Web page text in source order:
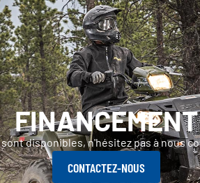
FINANCEMENT
disponibles, n'hésitez pas à nous